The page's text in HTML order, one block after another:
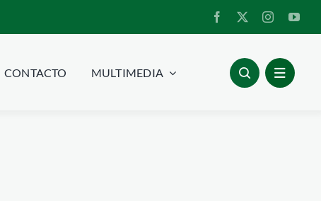
CONTACTO MULTIMEDIA